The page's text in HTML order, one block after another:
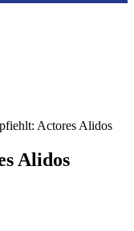
Actores Alidos
Alidos